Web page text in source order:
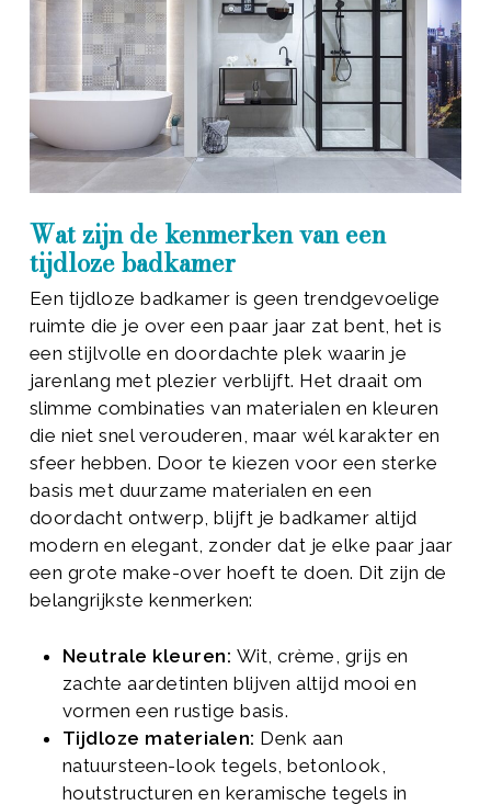
Wat zijn de kenmerken van een
tijdloze badkamer
Een tijdloze badkamer is geen trendgevoelige
ruimte die je over een paar jaar zat bent, het is
een stijlvolle en doordachte plek waarin je
jarenlang met plezier verblijft. Het draait om
slimme combinaties van materialen en kleuren
die niet snel verouderen, maar wél karakter en
sfeer hebben. Door te kiezen voor een sterke
basis met duurzame materialen en een
doordacht ontwerp, blijft je badkamer altijd
modern en elegant, zonder dat je elke paar jaar
een grote make-over hoeft te doen. Dit zijn de
belangrijkste kenmerken:
Neutrale kleuren: Wit, crème, grijs en
zachte aardetinten blijven altijd mooi en
vormen een rustige basis.
Tijdloze materialen: Denk aan
natuursteen-look tegels, betonlook,
houtstructuren en keramische tegels in